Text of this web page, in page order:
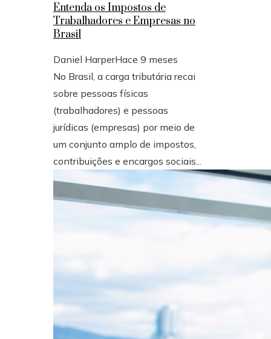
Entenda os Impostos de
Trabalhadores e Empresas no
Brasil
Daniel HarperHace 9 meses
No Brasil, a carga tributária recai
sobre pessoas físicas
(trabalhadores) e pessoas
jurídicas (empresas) por meio de
um conjunto amplo de impostos,
contribuições e encargos sociais...